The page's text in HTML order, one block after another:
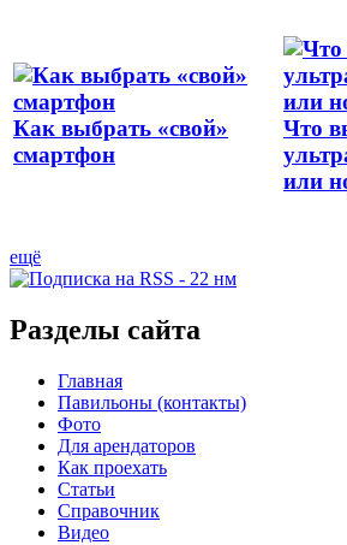
Как выбрать «свой»
смартфон
Что
или
ещё
Разделы сайта
Главная
Павильоны (контакты)
Фото
Для арендаторов
Как проехать
Статьи
Справочник
Видео